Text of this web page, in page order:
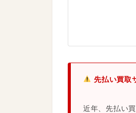
先払い買取
近年、先払い